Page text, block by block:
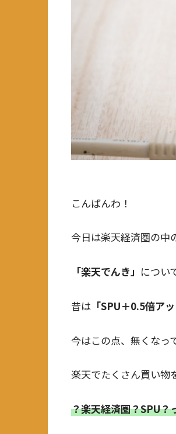
こんばんわ！
今日は楽天経済圏の中
「楽天でんき」 につい
昔は 「SPU＋0.5倍アッ
今はこの点、無くなっ
楽天でたくさん買い物
？楽天経済圏？SPU？